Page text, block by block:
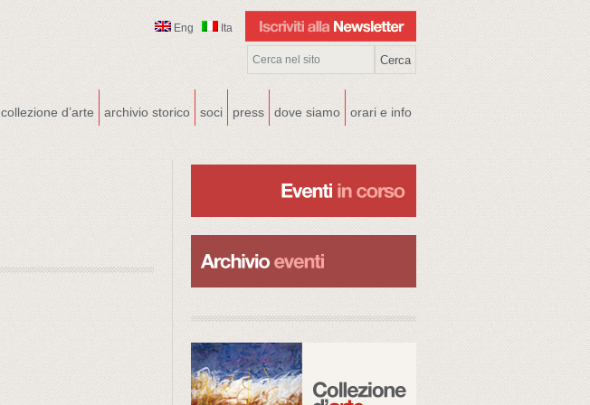
Eng Ita
collezione d’arte archivio storico soci press dove siamo orari e info